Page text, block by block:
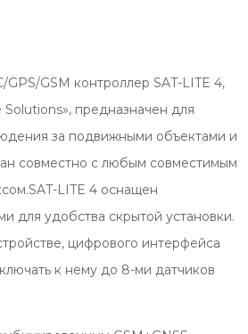
GSM контроллер SAT-LITE 4,
предназначен для
за подвижными объектами и
совместно с любым совместимым
LITE 4 оснащен
для удобства скрытой установки.
цифрового интерфейса
к нему до 8-ми датчиков